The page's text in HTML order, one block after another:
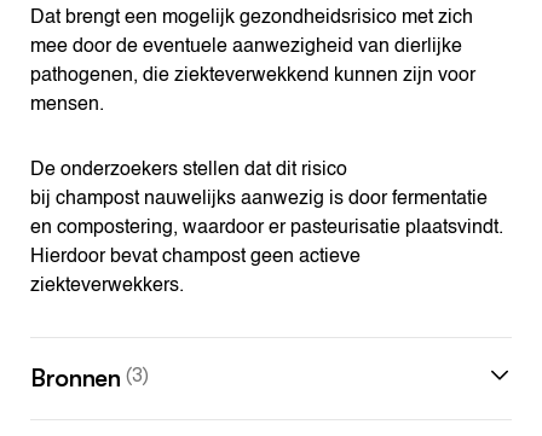
Dat brengt een mogelijk gezondheidsrisico met zich
mee door de eventuele aanwezigheid van dierlijke
pathogenen, die ziekteverwekkend kunnen zijn voor
mensen.
De onderzoekers stellen dat dit risico
bij champost nauwelijks aanwezig is door fermentatie
en compostering, waardoor er pasteurisatie plaatsvindt.
Hierdoor bevat champost geen actieve
ziekteverwekkers.
Bronnen (3)